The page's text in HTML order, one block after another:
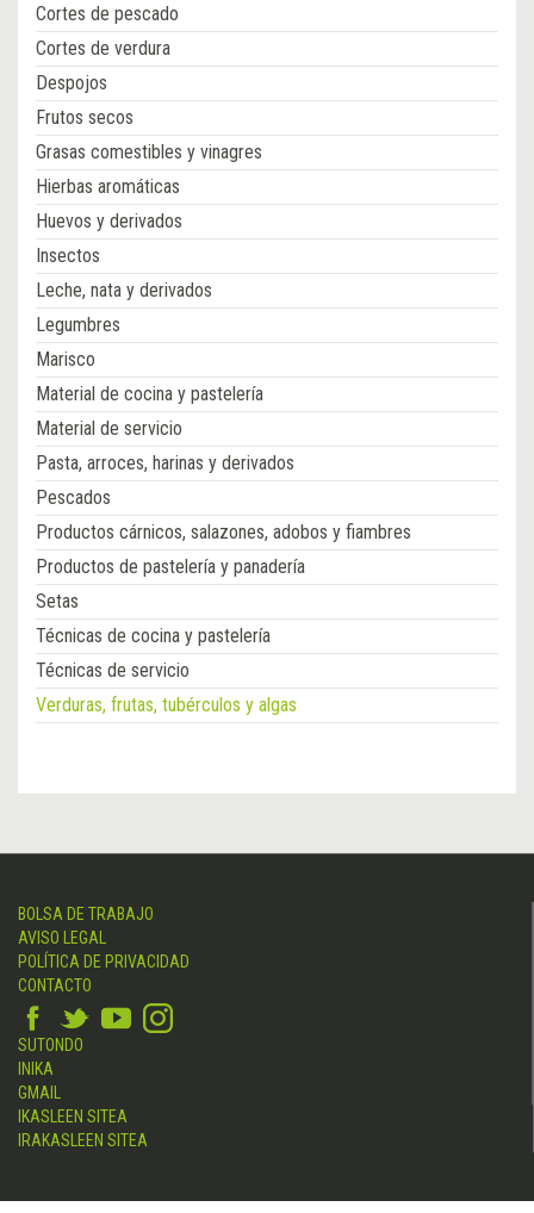
Cortes de pescado
Cortes de verdura
Despojos
Frutos secos
Grasas comestibles y vinagres
Hierbas aromáticas
Huevos y derivados
Insectos
Leche, nata y derivados
Legumbres
Marisco
Material de cocina y pastelería
Material de servicio
Pasta, arroces, harinas y derivados
Pescados
Productos cárnicos, salazones, adobos y fiambres
Productos de pastelería y panadería
Setas
Técnicas de cocina y pastelería
Técnicas de servicio
Verduras, frutas, tubérculos y algas
BOLSA DE TRABAJO
AVISO LEGAL
POLÍTICA DE PRIVACIDAD
CONTACTO
SUTONDO
INIKA
GMAIL
IKASLEEN SITEA
IRAKASLEEN SITEA